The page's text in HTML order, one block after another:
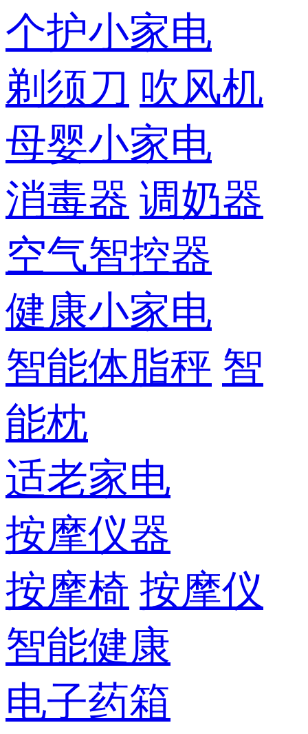
个护小家电
剃须刀 吹风机
母婴小家电
消毒器 调奶器
空气智控器
健康小家电
智能体脂秤 智
能枕
适老家电
按摩仪器
按摩椅 按摩仪
智能健康
电子药箱